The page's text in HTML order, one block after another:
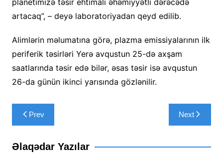
planetimizə təsir ehtimalı əhəmiyyətli dərəcədə
artacaq”, – deyə laboratoriyadan qeyd edilib.
Alimlərin məlumatına görə, plazma emissiyalarının ilk
periferik təsirləri Yerə avqustun 25-də axşam
saatlarında təsir edə bilər, əsas təsir isə avqustun
26-da günün ikinci yarısında gözlənilir.
Yazı
naviqasiyası
Prev Next
Əlaqədar Yazılar